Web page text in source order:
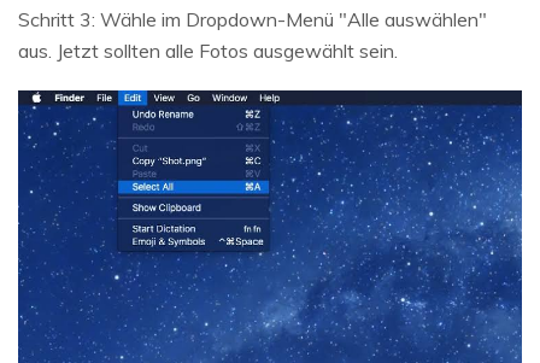
Schritt 3: Wähle im Dropdown-Menü "Alle auswählen"
aus. Jetzt sollten alle Fotos ausgewählt sein.